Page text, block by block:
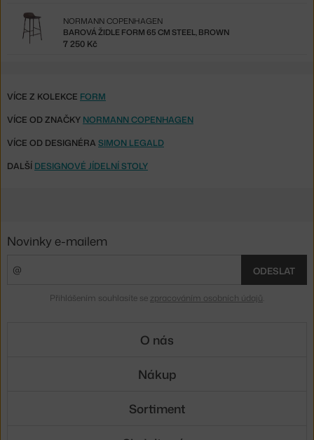
BAROVÁ ŽIDLE FORM 65 CM STEEL, BROWN
NORMANN COPENHAGEN
7 250 Kč
VÍCE Z KOLEKCE FORM
VÍCE OD ZNAČKY NORMANN COPENHAGEN
VÍCE OD DESIGNÉRA SIMON LEGALD
DALŠÍ DESIGNOVÉ JÍDELNÍ STOLY
Novinky e-mailem
ODESLAT
Přihlášením souhlasíte se zpracováním osobních údajů
O nás
Nákup
Sortiment